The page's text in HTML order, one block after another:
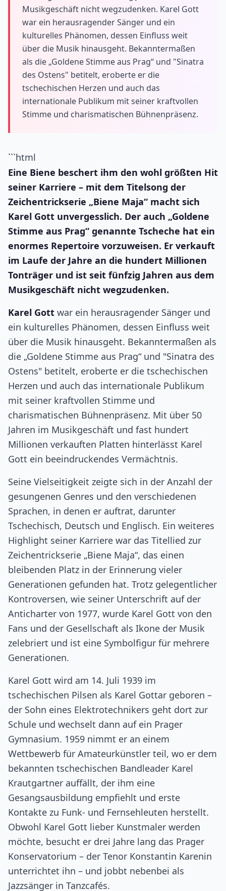
Musikgeschäft nicht wegzudenken. Karel Gott
war ein herausragender Sänger und ein
kulturelles Phänomen, dessen Einfluss weit
über die Musik hinausgeht. Bekanntermaßen
als die „Goldene Stimme aus Prag“ und "Sinatra
des Ostens" betitelt, eroberte er die
tschechischen Herzen und auch das
internationale Publikum mit seiner kraftvollen
Stimme und charismatischen Bühnenpräsenz.
```html
Eine Biene beschert ihm den wohl größten Hit
seiner Karriere – mit dem Titelsong der
Zeichentrickserie „Biene Maja“ macht sich
Karel Gott unvergesslich. Der auch „Goldene
Stimme aus Prag“ genannte Tscheche hat ein
enormes Repertoire vorzuweisen. Er verkauft
im Laufe der Jahre an die hundert Millionen
Tonträger und ist seit fünfzig Jahren aus dem
Musikgeschäft nicht wegzudenken.
Karel Gott war ein herausragender Sänger und
ein kulturelles Phänomen, dessen Einfluss weit
über die Musik hinausgeht. Bekanntermaßen als
die „Goldene Stimme aus Prag“ und "Sinatra des
Ostens" betitelt, eroberte er die tschechischen
Herzen und auch das internationale Publikum
mit seiner kraftvollen Stimme und
charismatischen Bühnenpräsenz. Mit über 50
Jahren im Musikgeschäft und fast hundert
Millionen verkauften Platten hinterlässt Karel
Gott ein beeindruckendes Vermächtnis.
Seine Vielseitigkeit zeigte sich in der Anzahl der
gesungenen Genres und den verschiedenen
Sprachen, in denen er auftrat, darunter
Tschechisch, Deutsch und Englisch. Ein weiteres
Highlight seiner Karriere war das Titellied zur
Zeichentrickserie „Biene Maja“, das einen
bleibenden Platz in der Erinnerung vieler
Generationen gefunden hat. Trotz gelegentlicher
Kontroversen, wie seiner Unterschrift auf der
Anticharter von 1977, wurde Karel Gott von den
Fans und der Gesellschaft als Ikone der Musik
zelebriert und ist eine Symbolfigur für mehrere
Generationen.
Karel Gott wird am 14. Juli 1939 im
tschechischen Pilsen als Karel Gottar geboren –
der Sohn eines Elektrotechnikers geht dort zur
Schule und wechselt dann auf ein Prager
Gymnasium. 1959 nimmt er an einem
Wettbewerb für Amateurkünstler teil, wo er dem
bekannten tschechischen Bandleader Karel
Krautgartner auffällt, der ihm eine
Gesangsausbildung empfiehlt und erste
Kontakte zu Funk- und Fernsehleuten herstellt.
Obwohl Karel Gott lieber Kunstmaler werden
möchte, besucht er drei Jahre lang das Prager
Konservatorium – der Tenor Konstantin Karenin
unterrichtet ihn – und jobbt nebenbei als
Jazzsänger in Tanzcafés.